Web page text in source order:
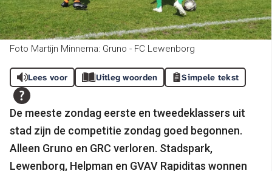
Foto Martijn Minnema: Gruno - FC Lewenborg
Lees voor Uitleg woorden Simpele tekst
De meeste zondag eerste en tweedeklassers uit
stad zijn de competitie zondag goed begonnen.
Alleen Gruno en GRC verloren. Stadspark,
Lewenborg, Helpman en GVAV Rapiditas wonnen